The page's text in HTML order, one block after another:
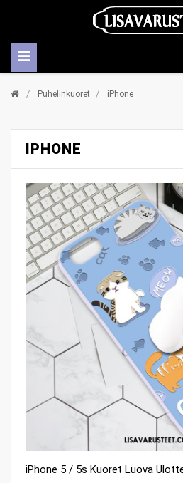
/ Puhelinkuoret / iPhone
IPHONE